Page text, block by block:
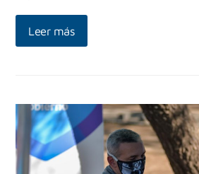
Leer más